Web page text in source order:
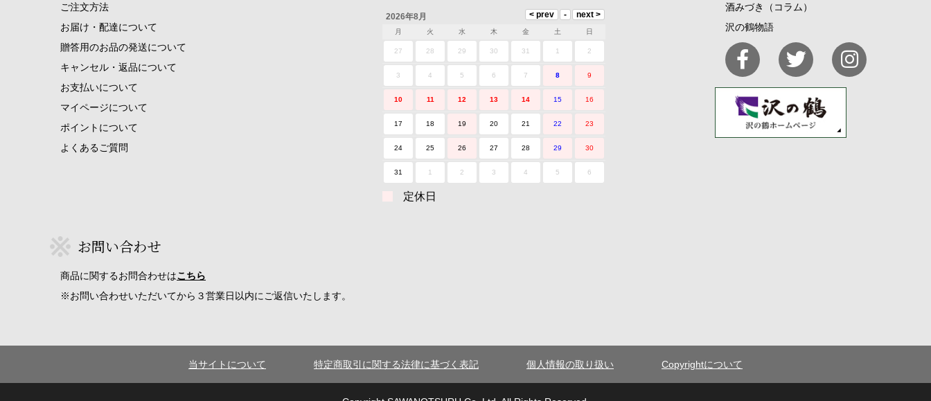
ご注文方法
お届け・配達について
贈答用のお品の発送について
キャンセル・返品について
お支払いについて
マイページについて
ポイントについて
よくあるご質問
2026年8月
月 火 水 木 金 土 日
27 28 29 30 31 1 2
3 4 5 6 7 8 9
10 11 12 13 14 15 16
17 18 19 20 21 22 23
24 25 26 27 28 29 30
31 1 2 3 4 5 6
定休日
酒みづき（コラム）
沢の鶴物語
お問い合わせ
商品に関するお問合わせはこちら
※お問い合わせいただいてから３営業日以内にご返信いたします。
当サイトについて 特定商取引に関する法律に基づく表記 個人情報の取り扱い Copyrightについて